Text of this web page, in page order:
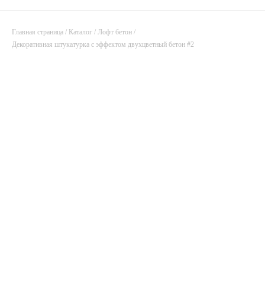
Главная страница / Каталог / Лофт бетон /
Декоративная штукатурка с эффектом двухцветный бетон #2